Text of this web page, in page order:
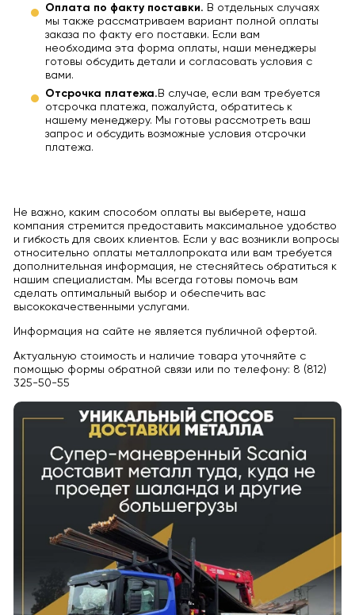
Оплата по факту поставки. В отдельных случаях
мы также рассматриваем вариант полной оплаты
заказа по факту его поставки. Если вам
необходима эта форма оплаты, наши менеджеры
готовы обсудить детали и согласовать условия с
вами.
Отсрочка платежа. В случае, если вам требуется
отсрочка платежа, пожалуйста, обратитесь к
нашему менеджеру. Мы готовы рассмотреть ваш
запрос и обсудить возможные условия отсрочки
платежа.
Не важно, каким способом оплаты вы выберете, наша
компания стремится предоставить максимальное удобство
и гибкость для своих клиентов. Если у вас возникли вопросы
относительно оплаты металлопроката или вам требуется
дополнительная информация, не стесняйтесь обратиться к
нашим специалистам. Мы всегда готовы помочь вам
сделать оптимальный выбор и обеспечить вас
высококачественными услугами.
Информация на сайте не является публичной офертой.
Актуальную стоимость и наличие товара уточняйте с
помощью формы обратной связи или по телефону: 8 (812)
325-50-55